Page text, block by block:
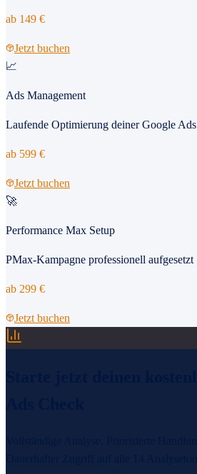
ab 149 €
Jetzt buchen
📈
Ads Management
Laufende Optimierung deiner Google Ads
ab 599 €
Jetzt buchen
🚀
Performance Max Setup
PMax-Kampagne professionell aufgesetzt
ab 299 €
Jetzt buchen